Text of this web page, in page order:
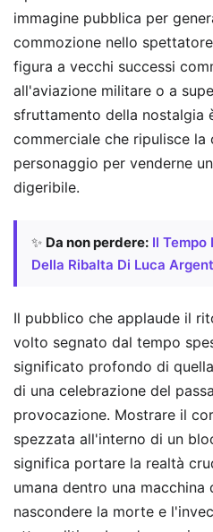
immagine pubblica per
commozione nello
figura a vecchi successi
all'aviazione militare o a
sfruttamento della nostalgia
commerciale che ripulisce la
personaggio per venderne
digeribile.
✨ Da non perdere: Il
Della Ribalta Di Luca
Il pubblico che applaude il
volto segnato dal tempo
significato profondo di
di una celebrazione del
provocazione. Mostrare il
spezzata all'interno di un
significa portare la realtà
umana dentro una
nascondere la morte e